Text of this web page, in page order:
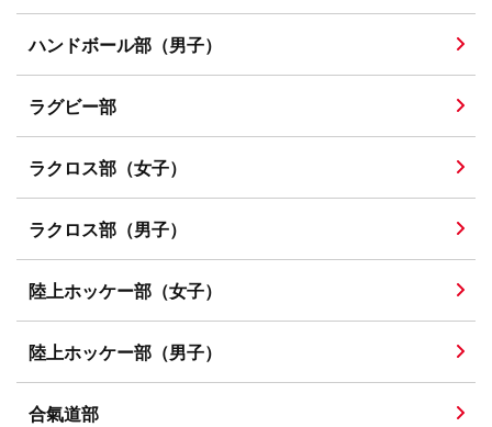
ハンドボール部（男子）
ラグビー部
ラクロス部（女子）
ラクロス部（男子）
陸上ホッケー部（女子）
陸上ホッケー部（男子）
合氣道部